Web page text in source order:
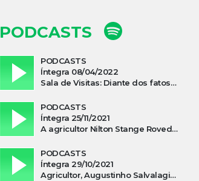
PODCASTS
PODCASTS
Íntegra 08/04/2022
Sala de Visitas: Diante dos fatos que influenciam a economia o que podemos esperar de 2022
PODCASTS
Íntegra 25/11/2021
A agricultor Nilton Stange Roveda, afirma ter recebido ajuda espiritual durante acidente
PODCASTS
Íntegra 29/10/2021
Agricultor, Augustinho Salvalagio, relata sobre aparição do Cavaleiro Negro no Rio das Furnas